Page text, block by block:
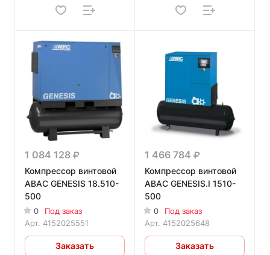
1 084 128
Компрессор винтовой
ABAC GENESIS 18.510-
500
0
Под заказ
Арт. 4152025551
Заказать
1 466 784
Компрессор винтовой
ABAC GENESIS.I 1510-
500
0
Под заказ
Арт. 4152025648
Заказать